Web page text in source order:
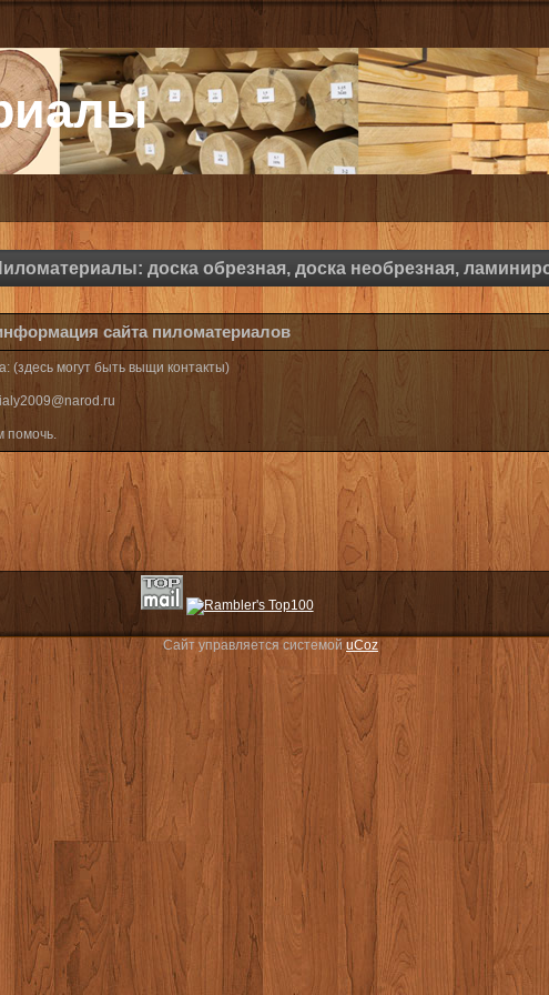
доска обрезная, доска необрезная,
сайта пиломатериалов
(здесь могут быть выщи контакты)
помочь.
Сайт управляется системойuCoz